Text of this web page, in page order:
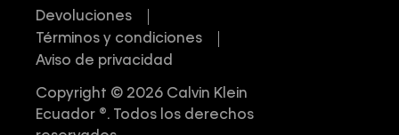
Devoluciones
Términos y condiciones
Aviso de privacidad
Copyright © 2026 Calvin Klein
Ecuador ®. Todos los derechos